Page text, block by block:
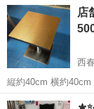
愛知 名古屋市
西
縦約40cm 横約40cm 高さ約55cm 天板はゴ
はお問い合わせください ジモティー限定価格 引取限定
愛知 北名古屋市